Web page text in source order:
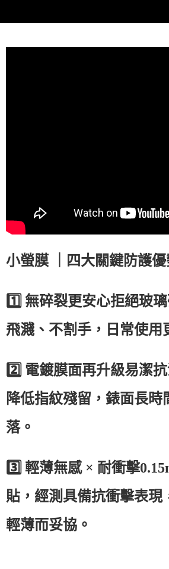
小螢膜 ｜四大關鍵防護
1️⃣ 無碎裂更安心拒絕玻
飛濺、不割手，日常使用
2️⃣ 電鍍膜面再升級易潔
降低指紋殘留，錶面長時
落。
3️⃣ 輕薄無感 × 耐衝擊
貼，經測具備抗衝擊表現
輕薄而妥協。